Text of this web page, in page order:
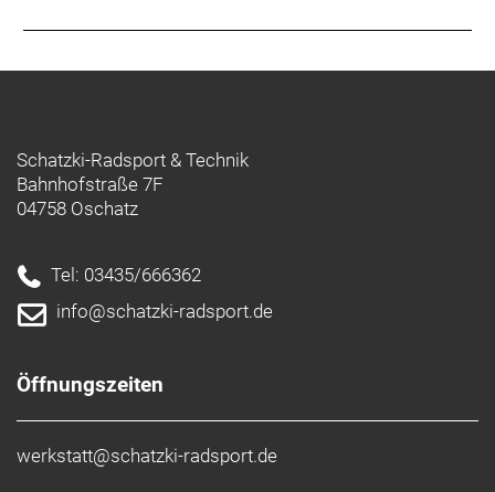
Schatzki-Radsport & Technik
Bahnhofstraße 7F
04758 Oschatz
Tel: 03435/666362
info@schatzki-radsport.de
Öffnungszeiten
werkstatt@schatzki-radsport.de